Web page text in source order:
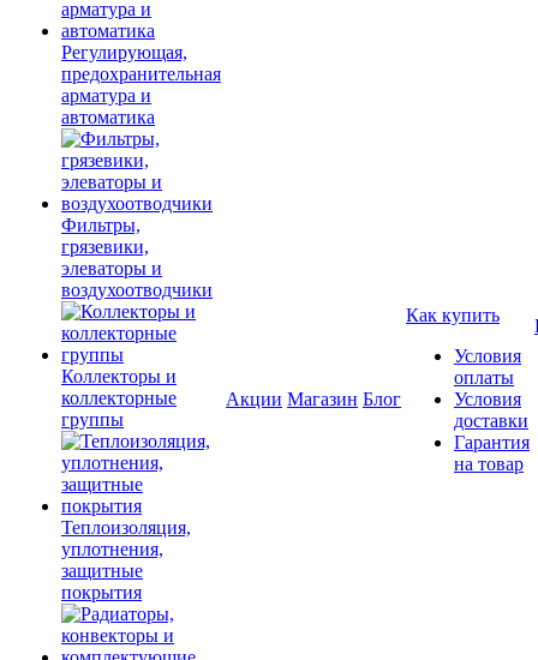
Регулирующая,
предохранительная
арматура и
автоматика
Фильтры,
грязевики,
элеваторы и
воздухоотводчики
Коллекторы и
коллекторные
группы
Теплоизоляция,
уплотнения,
защитные
покрытия
Акции Магазин Блог
Как купить
Условия
оплаты
Условия
доставки
Гарантия
на товар